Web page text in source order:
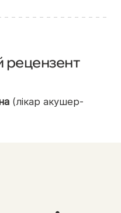
рецензент
(лікар акушер-